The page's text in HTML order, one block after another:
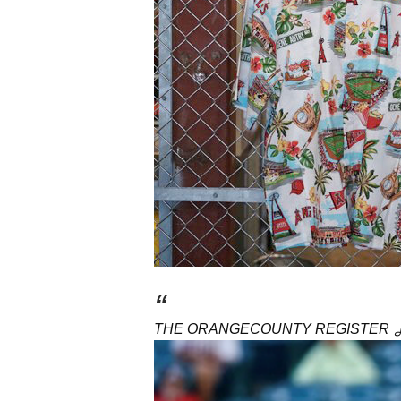
“
THE ORANGECOUNTY REGISTER